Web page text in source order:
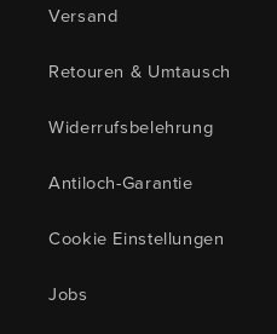
Versand
Retouren & Umtausch
Widerrufsbelehrung
Antiloch-Garantie
Cookie Einstellungen
Jobs